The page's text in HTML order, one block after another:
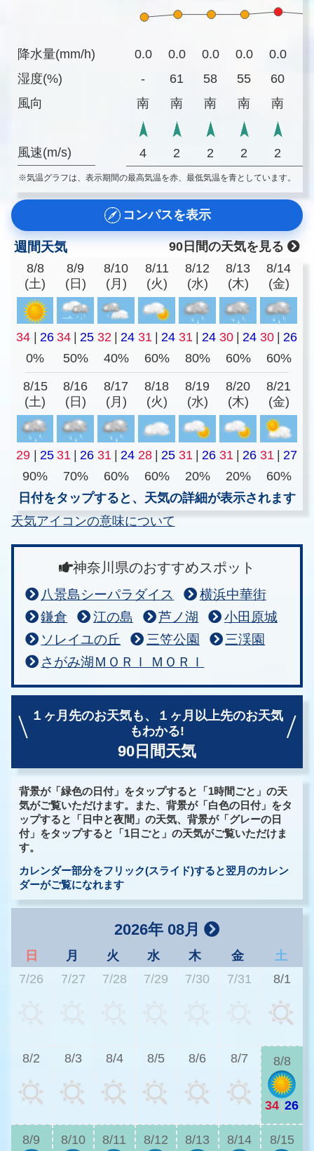
降水量(mm/h)
湿度(%)
風向
風速(m/s)
0.0 0.0 0.0 0.0 0.0
-
61 58 55 60
南
南 南 南 南
4 2 2 2 2
※気温グラフは、表示期間の最高気温を赤、最低気温を青としています。
コンパスを表示
週間天気
90日間の天気を見る
8/8
(土)
8/9
(日)
8/10
(月)
8/11
(火)
8/12
(水)
8/13
(木)
8/14
(金)
34 26 34 25 32 24 31 24 31 24 30 24 30
26
0%
50% 40% 60% 80% 60% 60%
8/15
(土)
8/16
(日)
8/17
(月)
8/18
(火)
8/19
(水)
8/20
(木)
8/21
(金)
29 25 31 26 31 24 28 25 31 26 31 26 31
27
90%
70% 60% 60% 20% 20%
60%
日付をタップすると、天気の詳細が表示されます
天気アイコンの意味について
神奈川県のおすすめスポット
八景島シーパラダイス
横浜中華街
鎌倉
江の島 芦ノ湖
小田原城
ソレイユの丘
三笠公園
三渓園
さがみ湖ＭＯＲＩ ＭＯＲＩ
１ヶ月先のお天気も、
１ヶ月以上先のお天気
もわかる!
90日間天気
背景が「緑色の日付」をタップすると「1時間ごと」の天
気がご覧いただけます。また、背景が「白色の日付」をタ
ップすると「日中と夜間」の天気、背景が「グレーの日
付」をタップすると「1日ごと」の天気がご覧いただけま
す。
カレンダー部分をフリック(スライド)すると翌月のカレン
ダーがご覧になれます
2026年 08月
日 月 火 水 木 金
土
7/26
7/27 7/28 7/29 7/30 7/31 8/1
8/2 8/3 8/4 8/5 8/6 8/7 8/8
34|26
8/9 8/10 8/11 8/12 8/13 8/14 8/15